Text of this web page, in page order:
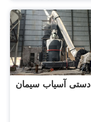
دستی آسیاب سیمان